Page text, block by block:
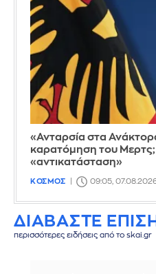
«Ανταρσία στα
καρατόμηση του Μερτς;
«αντικατάσταση»
ΚΟΣΜΟΣ 09:05,
ΔΙΑΒΑΣΤΕ
περισσότερες ειδήσεις από το skai.gr